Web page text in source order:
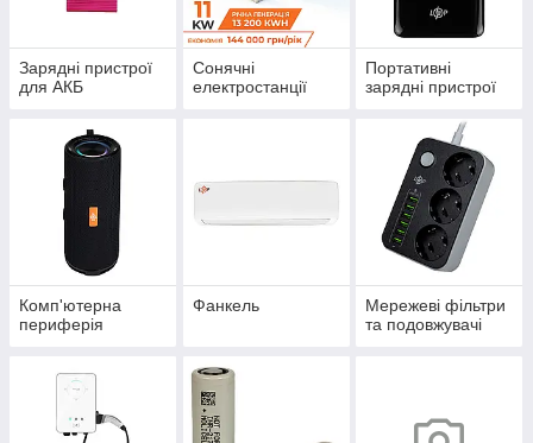
Зарядні пристрої
для АКБ
Сонячні
електростанції
Портативні
зарядні пристрої
Комп'ютерна
периферія
Фанкель
Мережеві фільтри
та подовжувачі